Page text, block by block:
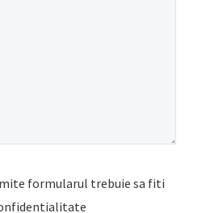
formularul trebuie sa fiti